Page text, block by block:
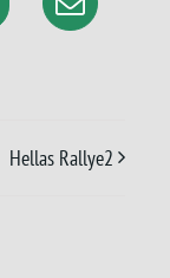
Hellas Rallye2